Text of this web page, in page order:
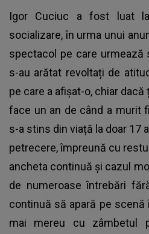
Igor Cuciuc a fost luat
socializare, în urma unui
spectacol pe care urmează
s-au arătat revoltați de
pe care a afișat-o, chiar
face un an de când a murit
s-a stins din viață la doar 17
petrecere, împreună cu
ancheta continuă și cazul
de numeroase întrebări
continuă să apară pe
mai mereu cu zâmbetul